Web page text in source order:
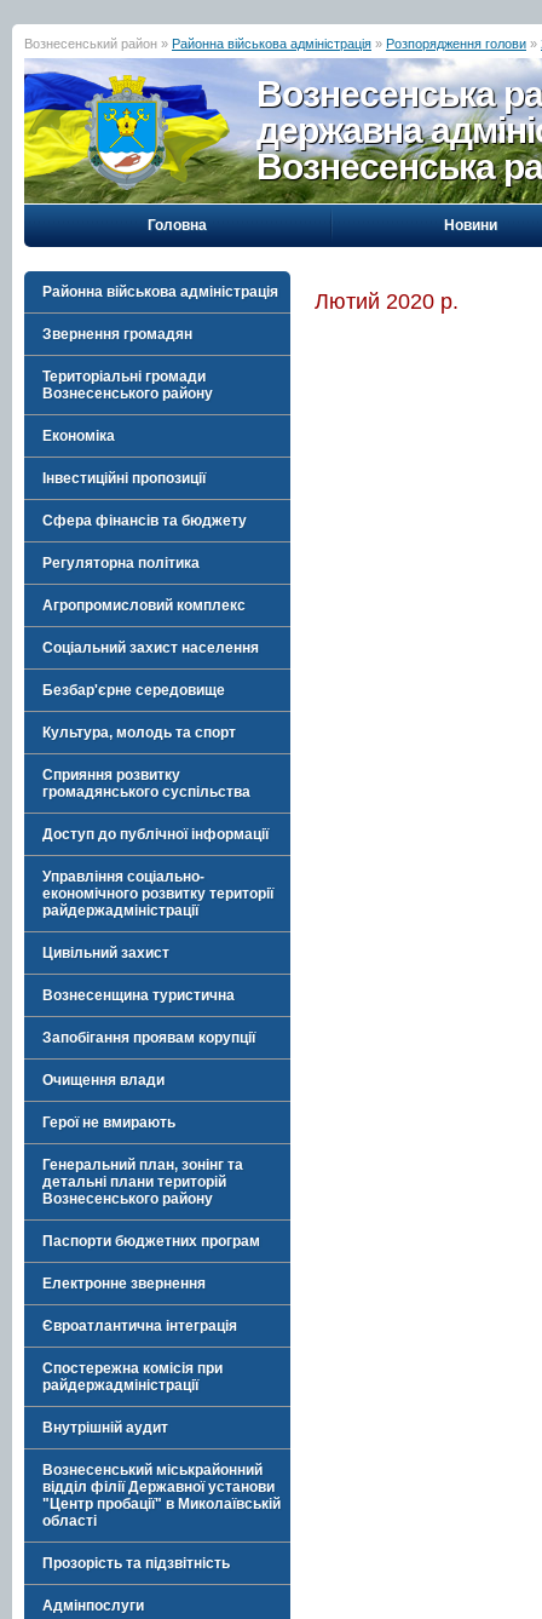
Вознесенський район » Районна військова адміністрація » Розпорядження голови »
Вознесенська
державна
Вознесенська
Головна Новини
Районна військова адміністрація
Звернення громадян
Територіальні громади
Вознесенського району
Економіка
Інвестиційні пропозиції
Сфера фінансів та бюджету
Регуляторна політика
Агропромисловий комплекс
Соціальний захист населення
Безбар'єрне середовище
Культура, молодь та спорт
Сприяння розвитку
громадянського суспільства
Доступ до публічної інформації
Управління соціально-
економічного розвитку території
райдержадміністрації
Цивільний захист
Вознесенщина туристична
Запобігання проявам корупції
Очищення влади
Герої не вмирають
Генеральний план, зонінг та
детальні плани територій
Вознесенського району
Паспорти бюджетних програм
Електронне звернення
Євроатлантична інтеграція
Спостережна комісія при
райдержадміністрації
Внутрішній аудит
Вознесенський міськрайонний
відділ філії Державної установи
"Центр пробації" в Миколаївській
області
Прозорість та підзвітність
Адмінпослуги
Лютий 2020 р.